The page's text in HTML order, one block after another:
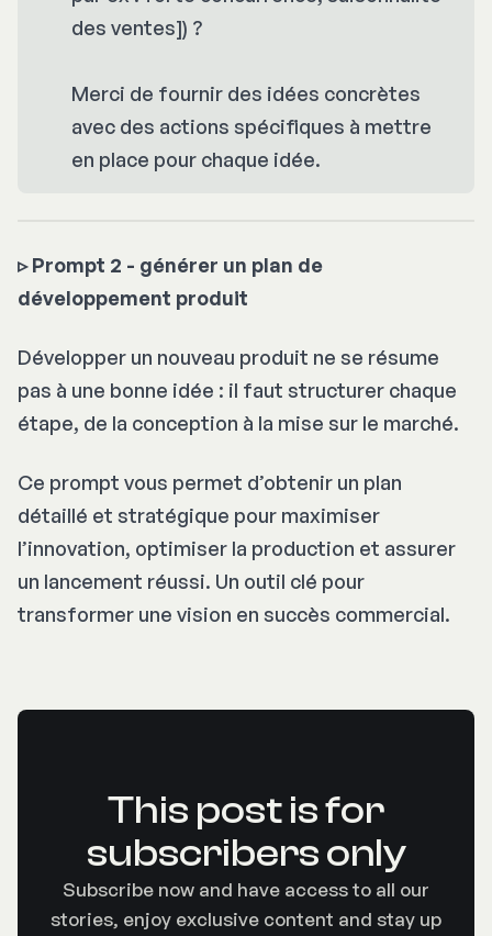
des ventes]) ?
Merci de fournir des idées concrètes
avec des actions spécifiques à mettre
en place pour chaque idée.
▹ Prompt 2 - générer un plan de
développement produit
Développer un nouveau produit ne se résume
pas à une bonne idée : il faut structurer chaque
étape, de la conception à la mise sur le marché.
Ce prompt vous permet d’obtenir un plan
détaillé et stratégique pour maximiser
l’innovation, optimiser la production et assurer
un lancement réussi. Un outil clé pour
transformer une vision en succès commercial.
This post is for
subscribers only
Subscribe now and have access to all our
stories, enjoy exclusive content and stay up